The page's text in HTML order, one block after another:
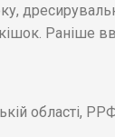
кішок. Раніше
області,